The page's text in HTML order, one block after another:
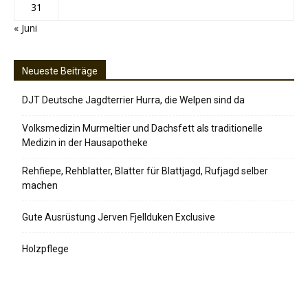
31
« Juni
Neueste Beiträge
DJT Deutsche Jagdterrier Hurra, die Welpen sind da
Volksmedizin Murmeltier und Dachsfett als traditionelle
Medizin in der Hausapotheke
Rehfiepe, Rehblatter, Blatter für Blattjagd, Rufjagd selber
machen
Gute Ausrüstung Jerven Fjellduken Exclusive
Holzpflege